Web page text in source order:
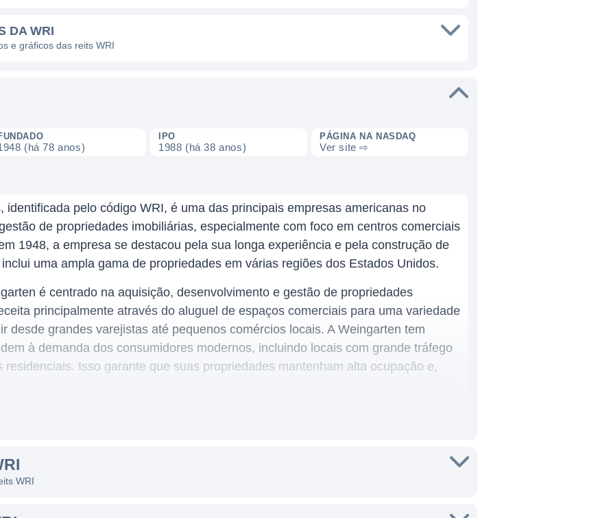
DA WRI
e gráficos das reits WRI
(há 78 anos)
IPO
1988 (há 38 anos)
PÁGINA NA NASDAQ
Ver site ⇨
identificada pelo código WRI, é uma das principais empresas americanas no
de propriedades imobiliárias, especialmente com foco em centros comerciais
1948, a empresa se destacou pela sua longa experiência e pela construção de
uma ampla gama de propriedades em várias regiões dos Estados Unidos.
é centrado na aquisição, desenvolvimento e gestão de propriedades
principalmente através do aluguel de espaços comerciais para uma variedade
desde grandes varejistas até pequenos comércios locais. A Weingarten tem
à demanda dos consumidores modernos, incluindo locais com grande tráfego
Isso garante que suas propriedades mantenham alta ocupação e,
REALTY INVESTORS
áreas dos Estados Unidos e possui propriedades em estados como Texas,
A empresa se concentra em imóveis de varejo, especialmente aqueles que
WRI